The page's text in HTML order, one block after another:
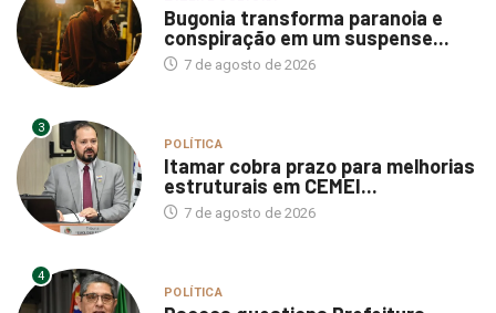
Bugonia transforma paranoia e
conspiração em um suspense...
7 de agosto de 2026
3
POLÍTICA
Itamar cobra prazo para melhorias
estruturais em CEMEI...
7 de agosto de 2026
4
POLÍTICA